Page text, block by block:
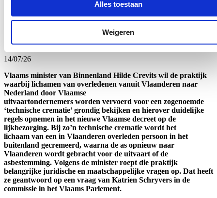
Alles toestaan
Weigeren
van kwetsbare groepen aan de samenleving.
Lees meer
14/07/26
Vlaams minister van Binnenland Hilde Crevits wil de praktijk
waarbij lichamen van overledenen vanuit Vlaanderen naar
Nederland door Vlaamse
uitvaartondernemers worden vervoerd voor een zogenoemde
‘technische crematie’ grondig bekijken en hierover duidelijke
regels opnemen in het nieuwe Vlaamse decreet op de
lijkbezorging. Bij zo’n technische crematie wordt het
lichaam van een in Vlaanderen overleden persoon in het
buitenland gecremeerd, waarna de as opnieuw naar
Vlaanderen wordt gebracht voor de uitvaart of de
asbestemming. Volgens de minister roept die praktijk
belangrijke juridische en maatschappelijke vragen op. Dat heeft
ze geantwoord op een vraag van Katrien Schryvers in de
commissie in het Vlaams Parlement.